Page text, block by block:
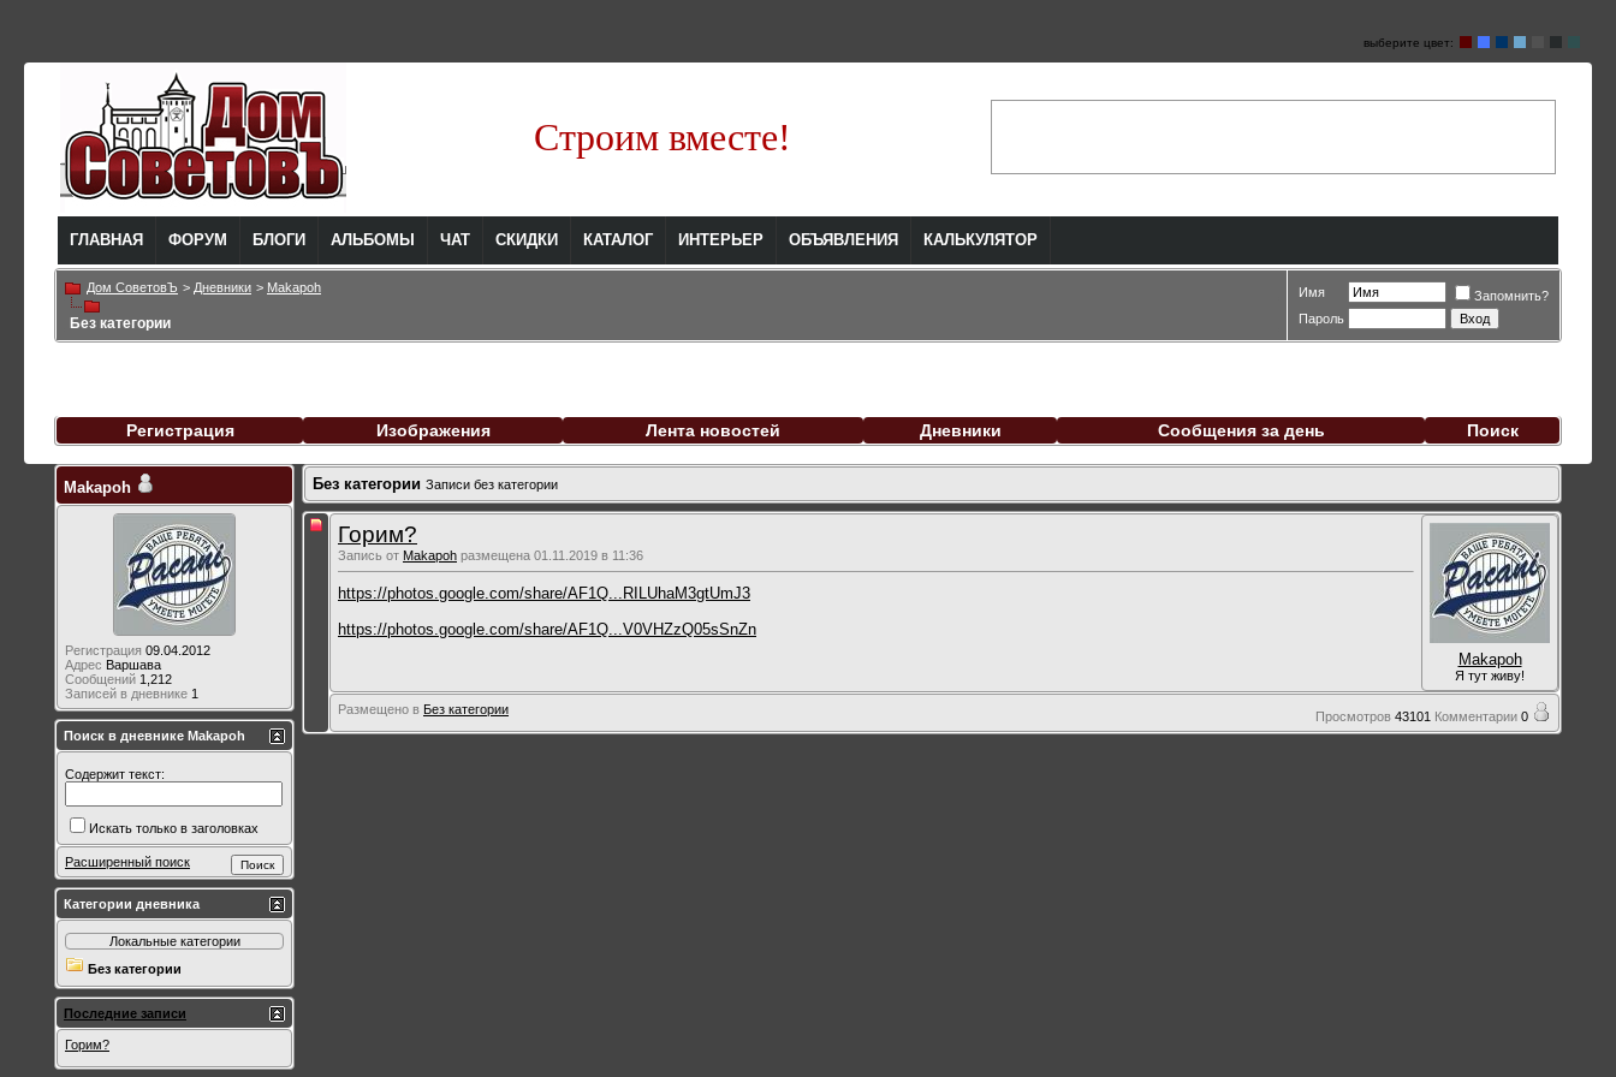
выберите цвет:
Строим вместе!
ГЛАВНАЯ ФОРУМ БЛОГИ АЛЬБОМЫ ЧАТ СКИДКИ КАТАЛОГ ИНТЕРЬЕР ОБЪЯВЛЕНИЯ КАЛЬКУЛЯТОР
Дом СоветовЪ > Дневники > Makapoh
Без категории
Имя
Запомнить?
Пароль
Регистрация Изображения Лента новостей Дневники Сообщения за день Поиск
Без категории Записи без категории
Горим?
Запись от Makapoh размещена 01.11.2019 в 11:36
https://photos.google.com/share/AF1Q...RILUhaM3gtUmJ3
https://photos.google.com/share/AF1Q...V0VHZzQ05sSnZn
Makapoh
Я тут живу!
Размещено в Без категории Просмотров 43101 Комментарии 0
Makapoh
Регистрация 09.04.2012
Адрес Варшава
Сообщений 1,212
Записей в дневнике 1
Поиск в дневнике Makapoh
Содержит текст:
Искать только в заголовках
Расширенный поиск
Категории дневника
Локальные категории
Без категории
Последние записи
Горим?